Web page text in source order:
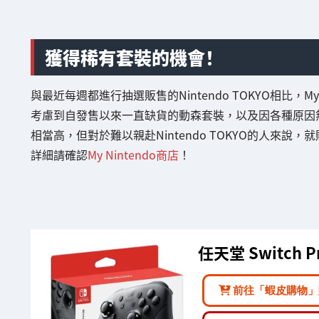
獲得稀有套裝的機會！
與最近每週都進行抽選販售的Nintendo TOKYO相比，
考慮到自發售以來一直缺貨的動森套裝，以及因各種原
相當高，但對於難以親赴Nintendo TOKYO的人來說，
詳細請確認My Nintendo商店 ！
任天堂 Switch
前往「蝦皮購物